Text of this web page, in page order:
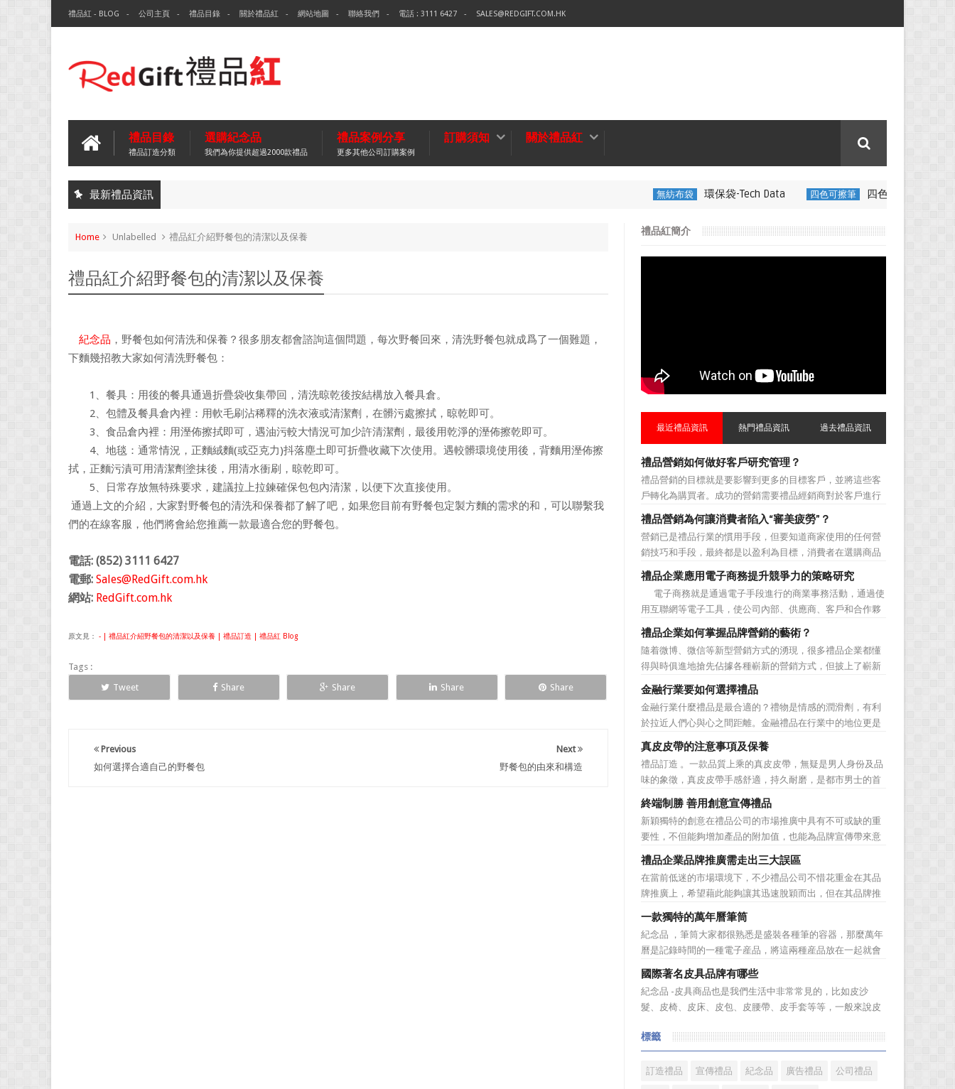
禮品紅 - BLOG 公司主頁 禮品目錄 關於禮品紅 網站地圖 聯絡我們 電話 : 3111 6427 SALES@REDGIFT.COM.HK
禮品目錄
禮品訂造分類
選購紀念品
我們為你提供超過2000款禮品
禮品案例分享
更多其他公司訂購案例
訂購須知 關於禮品紅
最新禮品資訊 環保袋-Tech Data 四色可擦筆 四色可擦筆-百通電纜
Home Unlabelled 禮品紅介紹野餐包的清潔以及保養
禮品紅介紹野餐包的清潔以及保養
紀念品 ，野餐包如何清洗和保養？很多朋友都會諮詢這個問題，每次野餐回來，清洗野餐包就成爲了一個難題，
下麵幾招教大家如何清洗野餐包：
1、餐具：用後的餐具通過折疊袋收集帶回，清洗晾乾後按結構放入餐具倉。
2、包體及餐具倉內裡：用軟毛刷沾稀釋的洗衣液或清潔劑，在髒污處擦拭，晾乾即可。
3、食品倉內裡：用溼佈擦拭即可，遇油污較大情況可加少許清潔劑，最後用乾淨的溼佈擦乾即可。
4、地毯：通常情況，正麵絨麵(或亞克力)抖落塵土即可折疊收藏下次使用。遇較髒環境使用後，背麵用溼佈擦
拭，正麵污漬可用清潔劑塗抹後，用清水衝刷，晾乾即可。
5、日常存放無特殊要求，建議拉上拉鍊確保包包內清潔，以便下次直接使用。
通過上文的介紹，大家對野餐包的清洗和保養都了解了吧，如果您目前有野餐包定製方麵的需求的和，可以聯繫我
們的在線客服，他們將會給您推薦一款最適合您的野餐包。
電話: (852) 3111 6427
電郵: Sales@RedGift.com.hk
網站: RedGift.com.hk
原文見： - | 禮品紅介紹野餐包的清潔以及保養 | 禮品訂造 | 禮品紅 Blog
Tags :
Tweet
Share Share Share Share
Next
野餐包的由來和構造
Previous
如何選擇合適自己的野餐包
禮品紅簡介
最近禮品資訊 熱門禮品資訊 過去禮品資訊
禮品營銷如何做好客戶研究管理？
禮品營銷的目標就是要影響到更多的目標客戶，並將這些客
戶轉化為購買者。成功的營銷需要禮品經銷商對於客戶進行
相應的分類，了解不同類型客戶的貢獻度，從而有的放矢的
制定相應的營銷對策，而這需要對於客戶研究方面更多地投
入，這不僅是銷售環節的事，也需要營銷管理策略的整體支
持。具體來說，有以下...
禮品營銷為何讓消費者陷入“審美疲勞”？
營銷已是禮品行業的慣用手段，但要知道商家使用的任何營
銷技巧和手段，最終都是以盈利為目標，消費者在選購商品
時最為關注的便是如何利用最低的費用購買到最超值的貨
品。在禮品公司使用常規的營銷方式的同時，消費者也不免
走陷入了“審美疲勞”。 編者總結了最讓消費者對禮品行
業營銷產生免疫...
禮品企業應用電子商務提升競爭力的策略研究
電子商務就是通過電子手段進行的商業事務活動，通過使
用互聯網等電子工具，使公司內部、供應商、客戶和合作夥
伴之間，利用電子業務共享信息，實現企業間業務流程的電
子化，配合企業內部的電子化生產管理系統，提高企業的生
產、庫存、流通和資金等各個環節的效率。它具有結構性、
動態性、社...
禮品企業如何掌握品牌營銷的藝術？
隨着微博、微信等新型營銷方式的湧現，很多禮品企業都懂
得與時俱進地搶先佔據各種嶄新的營銷方式，但披上了嶄新
的營銷軀殼，卻沒有掌握營銷的靈魂。要知道，營銷真正的
價值不是將品牌鋪設到消費者眼前，而是將品牌印到消費者
心裡 與消費者的心理距離的拉近，並不是一朝一夕的事
情，需要做好持...
金融行業要如何選擇禮品
金融行業什麼禮品是最合適的？禮物是情感的潤滑劑，有利
於拉近人們心與心之間距離。金融禮品在行業中的地位更是
不容忽視，因為禮品即是企業形象的象徵，又是企業地位的
彰顯，同時對收禮人來說，一份禮物的永恆意義是語言難以
企及的。難怪有人曾說：再省也不能省禮物，再窮也不能窮
送禮。但是，禮品選擇...
真皮皮帶的注意事項及保養
禮品訂造 。一款品質上乘的真皮皮帶，無疑是男人身份及品
味的象徵，真皮皮帶手感舒適，持久耐磨，是都市男士的首
選。當你還在髮愁老爸生日禮物送什麼的時候，一款真皮皮
帶就是非常不錯的選擇。但是真皮皮帶如果疏於保養，也會
黯然失色，出現裂痕和破損的痕跡，今天小編就爲大家分享
真皮皮帶的注意事項...
終端制勝 善用創意宣傳禮品
新穎獨特的創意在禮品公司的市場推廣中具有不可或缺的重
要性，不但能夠增加產品的附加值，也能為品牌宣傳帶來意
想不到的促進作用。禮品公司如果能夠巧妙運用這些獨具創
意的宣傳禮品來提升宣傳技巧，在終端推廣中將更具競爭
力。 打火機、煙灰缸、鑰匙鏈、毛巾……當今市場上的
宣傳品幾乎是司空...
禮品企業品牌推廣需走出三大誤區
在當前低迷的市場環境下，不少禮品公司不惜花重金在其品
牌推廣上，希望藉此能夠讓其迅速脫穎而出，但在其品牌推
廣的營銷管理思路上，也有許多禮品企業走入了幾大誤區而
無法自拔，這其中，最為常見的誤區有： 誤區一：不清
楚品牌到底在表達什麼 很多禮品企業在推廣品牌之前，
不知道到...
一款獨特的萬年曆筆筒
紀念品 ，筆筒大家都很熟悉是盛裝各種筆的容器，那麼萬年
曆是記錄時間的一種電子産品，將這兩種産品放在一起就會
組合成一個新的産品—萬年曆筆筒，今天小編就來爲您介紹
一款獨特的萬年曆筆筒。 筆筒美觀大方，他是採用皮
料、鐵架和鋁片做外觀，是一款多功能萬年曆筆筒，集時間
溫度，年、月...
國際著名皮具品牌有哪些
紀念品 -皮具商品也是我們生活中非常常見的，比如皮沙
髮、皮椅、皮床、皮包、皮腰帶、皮手套等等，一般來說皮
睞。國際著名皮具品牌有哪些?下麵就一起來了解一下吧!
國際著名皮具品牌： 1、路易·威登(LV) 創立於
1...
標籤
訂造禮品 宣傳禮品 紀念品 廣告禮品 公司禮品